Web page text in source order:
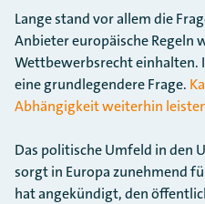
Lange stand vor allem die
Anbieter europäische Regeln
Wettbewerbsrecht einhalten.
eine grundlegendere Frage.
Abhängigkeit weiterhin
Das politische Umfeld in den
sorgt in Europa zunehmend
hat angekündigt, den